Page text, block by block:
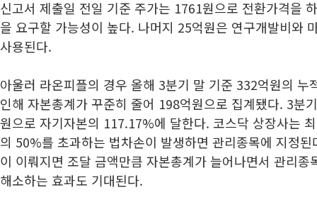
신고서 제출일 전일 기준 주가는 1761원으로 전환가격을
을 요구할 가능성이 높다. 나머지 25억원은 연구개발비와
사용된다.
아울러 라온피플의 경우 올해 3분기 말 기준 332억원의 누
인해 자본총계가 꾸준히 줄어 198억원으로 집계됐다. 3분
원으로 자기자본의 117.17%에 달한다. 코스닥 상장사는
의 50%를 초과하는 법차손이 발생하면 관리종목에 지정
이 이뤄지면 조달 금액만큼 자본총계가 늘어나면서 관리종
해소하는 효과도 기대된다.